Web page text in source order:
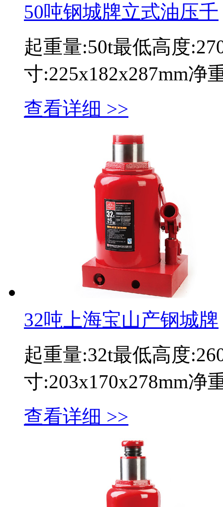
50吨钢城牌立式油压千
起重量:50t最低高度
寸:225x182x287mm
查看详细 >>
32吨上海宝山产钢城牌
起重量:32t最低高度
寸:203x170x278mm
查看详细 >>